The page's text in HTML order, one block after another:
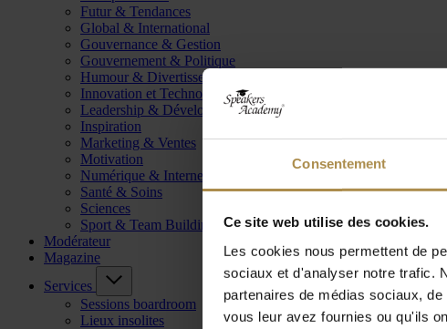
Consentement
Ce site web utilise des cookies.
Les cookies nous permettent de
sociaux et d'analyser notre trafic.
partenaires de médias sociaux,
vous leur avez fournies ou qu'ils
Futur & Tendances
Global & International
Gouvernance & Gestion
Gouvernement & Politique
Humour & Divertissement
Innovation et Technologie
Leadership & Développement
Inspiration
Marketing & Ventes
Motivation
Numérique & Internet
Santé & Soins
Sciences
Sport & Team Building
Modérateur
Magazine
Services
Sessions boardroom
Lieux insolites